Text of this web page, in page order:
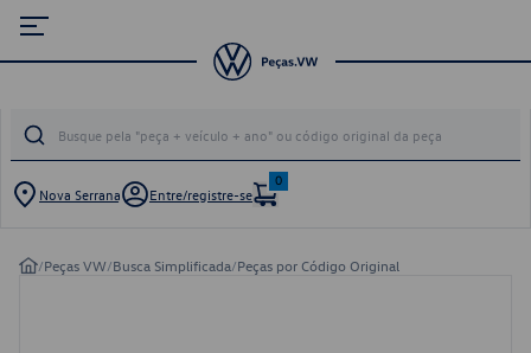
Nova Serrana Entre/registre-se
0
/Peças VW/Busca Simplificada/Peças por Código Original